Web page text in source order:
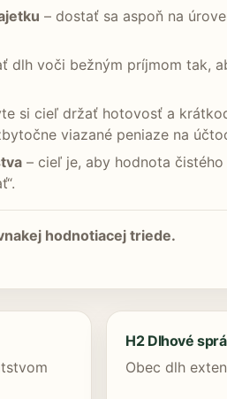
– dostať sa aspoň na
dlh voči bežným príjmom tak,
si cieľ držať hotovosť a
viazané peniaze na
– cieľ je, aby hodnota
hodnotiacej triede.
H2 Dlhové
Obec dlh